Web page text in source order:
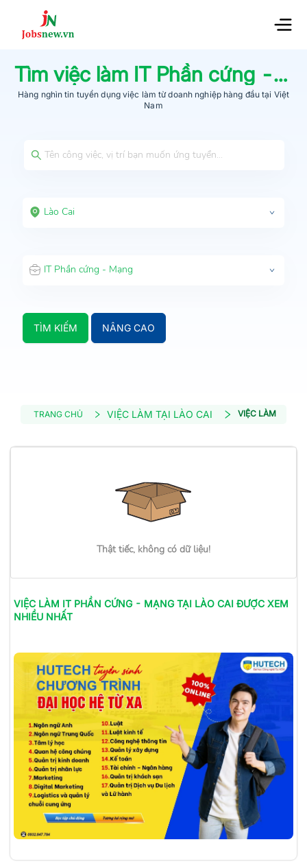
Tìm việc làm IT Phần cứng - Mạng
Hàng nghìn tin tuyển dụng việc làm từdoanh nghiệp hàng đầu tại Việt
Nam
Lào Cai
IT Phần cứng - Mạng
TÌM KIẾM NÂNG CAO
TRANG CHỦ VIỆC LÀM TẠI LÀO CAI VIỆC LÀM IT
Thật tiếc, không có dữ liệu!
VIỆC LÀM IT PHẦN CỨNG - MẠNGTẠI LÀO CAI ĐƯỢC XEM
NHIỀU NHẤT